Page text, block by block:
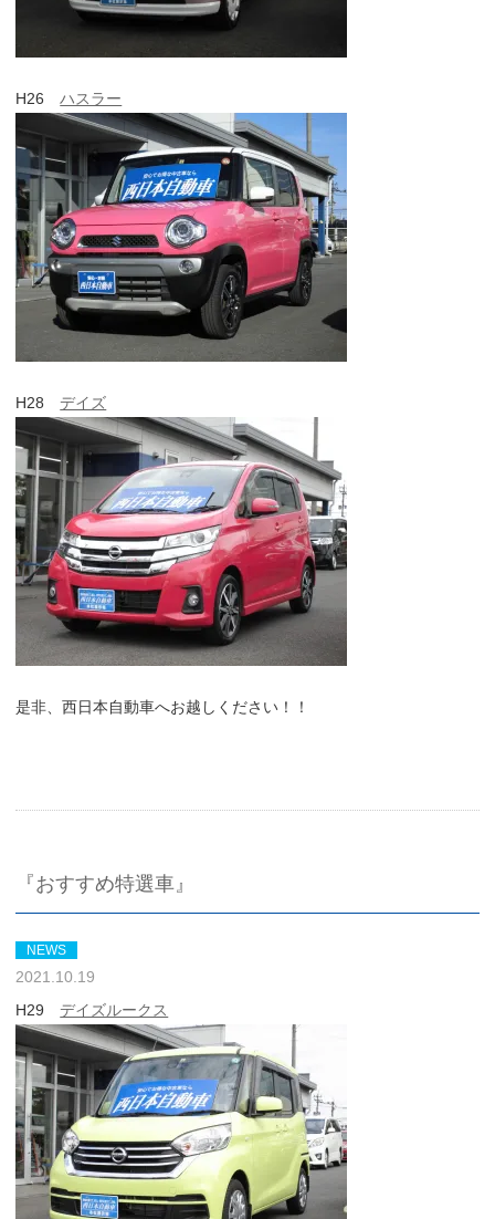
H26ハスラー
H28デイズ
是非、西日本自動車へお越しください！！
『おすすめ特選車』
NEWS
2021.10.19
H29デイズルークス